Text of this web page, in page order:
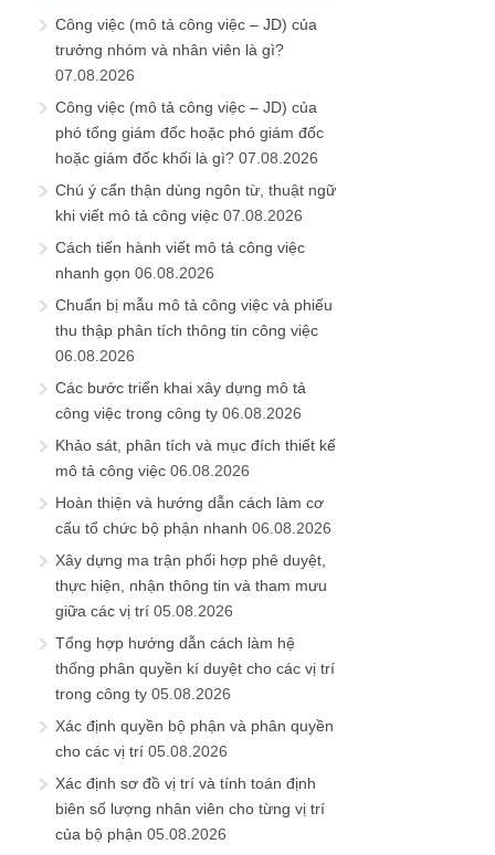
Công việc (mô tả công việc – JD) của
trưởng nhóm và nhân viên là gì?
07.08.2026
Công việc (mô tả công việc – JD) của
phó tổng giám đốc hoặc phó giám đốc
hoặc giám đốc khối là gì? 07.08.2026
Chú ý cẩn thận dùng ngôn từ, thuật ngữ
khi viết mô tả công việc 07.08.2026
Cách tiến hành viết mô tả công việc
nhanh gọn 06.08.2026
Chuẩn bị mẫu mô tả công việc và phiếu
thu thập phân tích thông tin công việc
06.08.2026
Các bước triển khai xây dựng mô tả
công việc trong công ty 06.08.2026
Khảo sát, phân tích và mục đích thiết kế
mô tả công việc 06.08.2026
Hoàn thiện và hướng dẫn cách làm cơ
cấu tổ chức bộ phận nhanh 06.08.2026
Xây dựng ma trận phối hợp phê duyệt,
thực hiện, nhận thông tin và tham mưu
giữa các vị trí 05.08.2026
Tổng hợp hướng dẫn cách làm hệ
thống phân quyền kí duyệt cho các vị trí
trong công ty 05.08.2026
Xác định quyền bộ phận và phân quyền
cho các vị trí 05.08.2026
Xác định sơ đồ vị trí và tính toán định
biên số lượng nhân viên cho từng vị trí
của bộ phận 05.08.2026